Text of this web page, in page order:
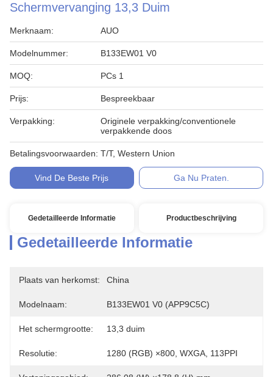
Schermvervanging 13,3 Duim
Merknaam: AUO
Modelnummer: B133EW01 V0
MOQ: PCs 1
Prijs: Bespreekbaar
Verpakking:
Originele verpakking/conventionele
verpakkende doos
Betalingsvoorwaarden: T/T, Western Union
Vind De Beste Prijs Ga Nu Praten.
Gedetailleerde Informatie Productbeschrijving
Gedetailleerde Informatie
Plaats van herkomst: China
Modelnaam: B133EW01 V0 (APP9C5C)
Het schermgrootte: 13,3 duim
Resolutie: 1280 (RGB) ×800, WXGA, 113PPI